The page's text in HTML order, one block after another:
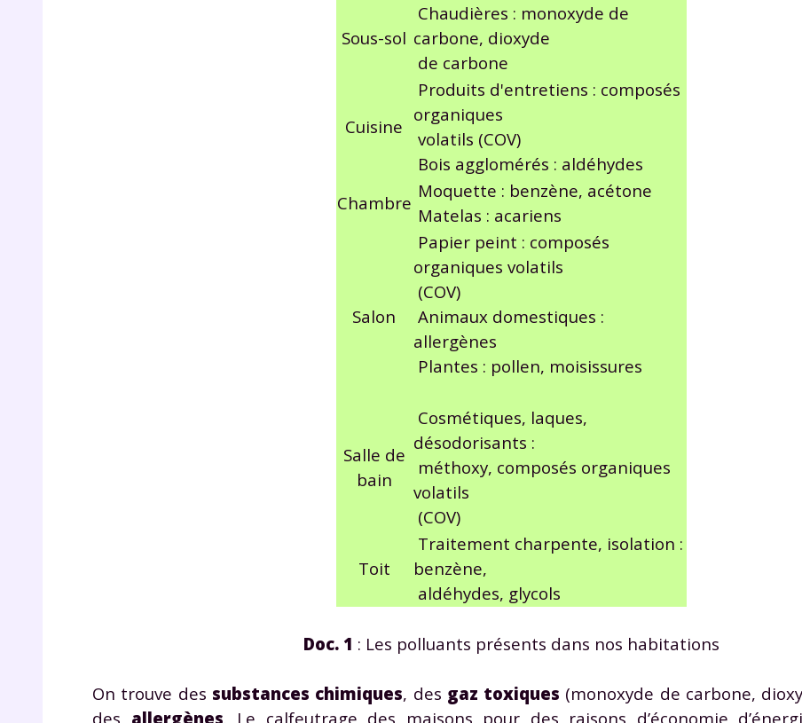
Sous-sol
Chaudières : monoxyde de
carbone, dioxyde
de carbone
Cuisine
Produits d'entretiens : composés
organiques
volatils (COV)
Bois agglomérés : aldéhydes
Chambre
Moquette : benzène, acétone
Matelas : acariens
Salon
Papier peint : composés
organiques volatils
(COV)
Animaux domestiques :
allergènes
Plantes : pollen, moisissures
Salle de
bain
Cosmétiques, laques,
désodorisants :
méthoxy, composés organiques
volatils
(COV)
Toit
Traitement charpente, isolation :
benzène,
aldéhydes, glycols
Doc. 1 : Les polluants présents dans nos habitations
On trouve des substances chimiques, des gaz toxiques (monoxyde de carbone,
des allergènes. Le calfeutrage des maisons pour des raisons d’économie
Envie de progresser et de
réussir votre année scolaire ?
Testez gratuitement pendant 24h
notre plateforme de soutien scolaire
Fiches de cours et vidéos,
exercices corrigés,
Tout le programme
du CP à la Terminale